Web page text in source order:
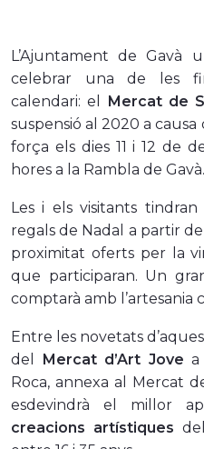
L’Ajuntament de Gavà
celebrar una de les
calendari: el Mercat de
suspensió al 2020 a
força els dies 11 i 12 de
hores a la Rambla de Gavà.
Les i els visitants
regals de Nadal a partir
proximitat oferts per la
que participaran. Un
comptarà amb l’artesania
Entre les novetats
del Mercat d’Art Jove
Roca, annexa al Mercat
esdevindrà el millor
creacions artístiques